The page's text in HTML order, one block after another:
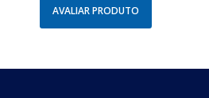
AVALIAR PRODUTO